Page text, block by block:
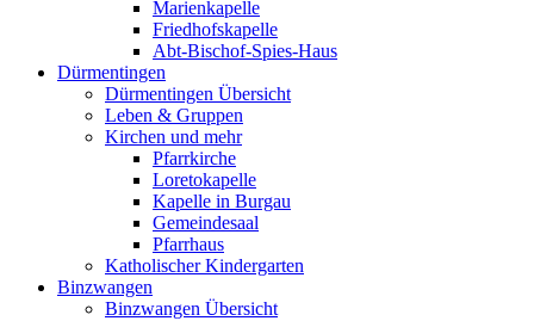
Marienkapelle
Friedhofskapelle
Abt-Bischof-Spies-Haus
Dürmentingen
Dürmentingen Übersicht
Leben & Gruppen
Kirchen und mehr
Pfarrkirche
Loretokapelle
Kapelle in Burgau
Gemeindesaal
Pfarrhaus
Katholischer Kindergarten
Binzwangen
Binzwangen Übersicht